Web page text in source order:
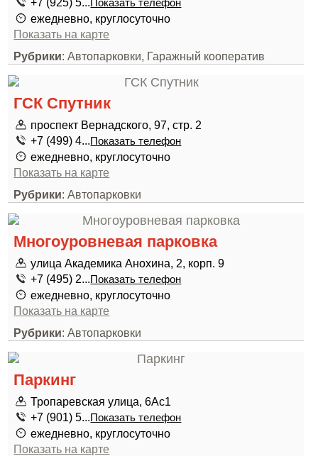
Показать телефон
ежедневно, круглосуточно
Показать на карте
Рубрики: Автопарковки, Гаражный кооператив
ГСК Спутник
проспект Вернадского, 97, стр. 2
+7 (499) 4...Показать телефон
ежедневно, круглосуточно
Показать на карте
Рубрики: Автопарковки
Многоуровневая парковка
улица Академика Анохина, 2, корп. 9
+7 (495) 2...Показать телефон
ежедневно, круглосуточно
Показать на карте
Рубрики: Автопарковки
Паркинг
Тропаревская улица, 6Ас1
+7 (901) 5...Показать телефон
ежедневно, круглосуточно
Показать на карте